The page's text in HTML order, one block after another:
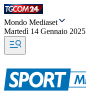
Mondo Mediaset
Martedì 14 Gennaio 2025